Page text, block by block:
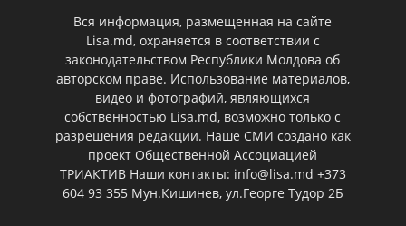
Вся информация, размещенная на сайте
Lisa.md, охраняется в соответствии с
законодательством Республики Молдова об
авторском праве. Использование материалов,
видео и фотографий, являющихся
собственностью Lisa.md, возможно только с
разрешения редакции. Наше СМИ создано как
проект Общественной Ассоциацией
ТРИАКТИВ Наши контакты: info@lisa.md +373
604 93 355 Мун.Кишинев, ул.Георге Тудор 2Б